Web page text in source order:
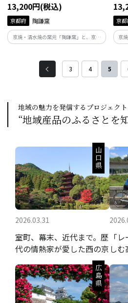
13,200円(税込)
京都府 陶謙窯
京焼・清水焼の窯元「陶謙窯」と、京都
伏見の酒蔵「玉乃光酒造株式会社」との
大限に味わっていただけるよう杜氏の方
と一緒に作り上げたこだわりのうつわで
京
京
伏
大
と
3 4 5
地域の魅力を発信するプロジェクト
“地域産品のふるさとを
2026.03.31
山口県
室町、幕末、近代まで。歴
代の情熱家が愛した西の京
「
し
広島県